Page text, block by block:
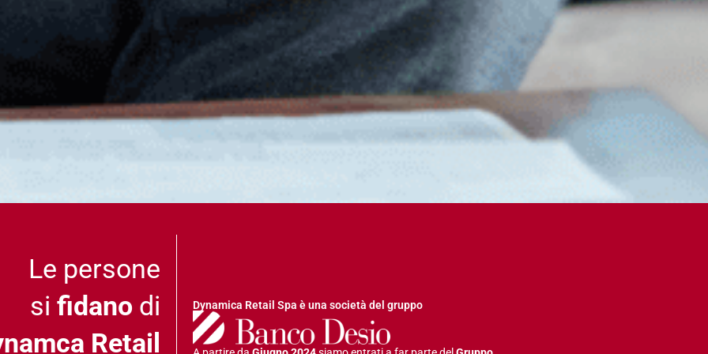
Le persone
sifidano di
Retail
Dynamica Retail Spa è una società del gruppo